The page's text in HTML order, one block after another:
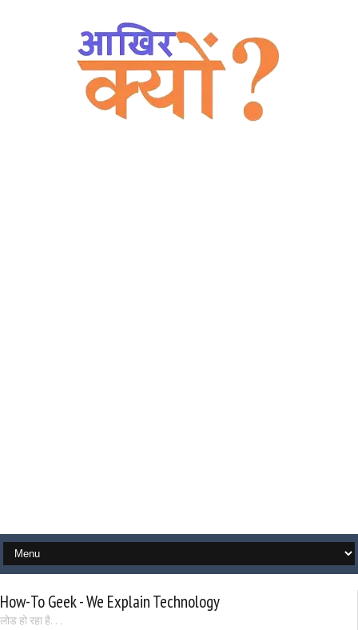
How-To Geek - We Explain Technology
लोड हो रहा है. . .